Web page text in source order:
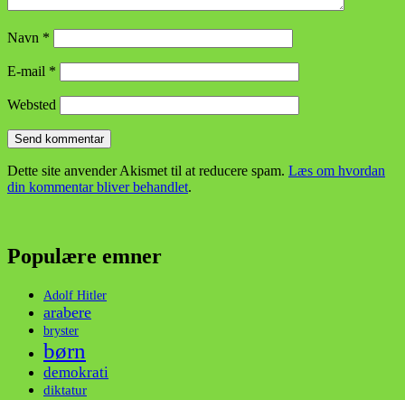
Navn *
E-mail *
Websted
Dette site anvender Akismet til at reducere spam. Læs om hvordan
din kommentar bliver behandlet.
Populære emner
Adolf Hitler
arabere
bryster
børn
demokrati
diktatur